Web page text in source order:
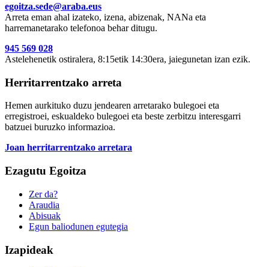
egoitza.sede@araba.eus
Arreta eman ahal izateko, izena, abizenak, NANa eta
harremanetarako telefonoa behar ditugu.
945 569 028
Astelehenetik ostiralera, 8:15etik 14:30era, jaiegunetan izan ezik.
Herritarrentzako arreta
Hemen aurkituko duzu jendearen arretarako bulegoei eta
erregistroei, eskualdeko bulegoei eta beste zerbitzu interesgarri
batzuei buruzko informazioa.
Joan herritarrentzako arretara
Ezagutu Egoitza
Zer da?
Araudia
Abisuak
Egun baliodunen egutegia
Izapideak